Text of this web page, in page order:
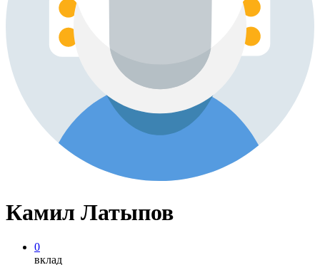
Камил Латыпов
0
вклад